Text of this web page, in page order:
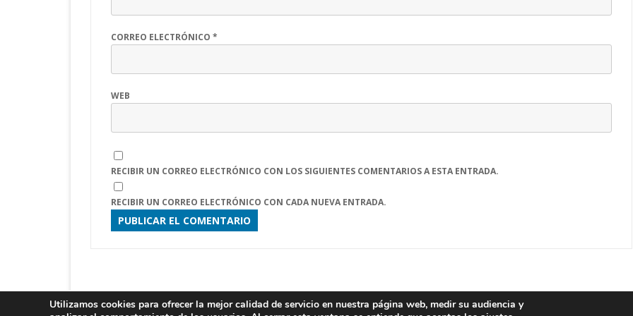
CORREO ELECTRÓNICO *
WEB
RECIBIR UN CORREO ELECTRÓNICO CON LOS SIGUIENTES COMENTARIOS A ESTA ENTRADA.
RECIBIR UN CORREO ELECTRÓNICO CON CADA NUEVA ENTRADA.
Utilizamos cookies para ofrecer la mejor calidad de servicio en nuestra página web, medir su audiencia y